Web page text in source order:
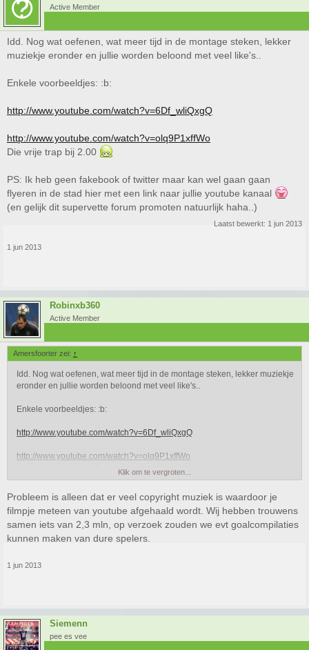
Active Member
Idd. Nog wat oefenen, wat meer tijd in de montage steken, lekker
muziekje eronder en jullie worden beloond met veel like's..
Enkele voorbeeldjes: :b:
http://www.youtube.com/watch?v=6Df_wliQxgQ
http://www.youtube.com/watch?v=olq9P1xffWo
Die vrije trap bij 2.00
PS: Ik heb geen fakebook of twitter maar kan wel gaan gaan
flyeren in de stad hier met een link naar jullie youtube kanaal
(en gelijk dit supervette forum promoten natuurlijk haha..)
Laatst bewerkt: 1 jun 2013
1 jun 2013
Robinxb360
Active Member
Amersfoorter zei: ↑
Idd. Nog wat oefenen, wat meer tijd in de montage steken, lekker muziekje
eronder en jullie worden beloond met veel like's..
Enkele voorbeeldjes: :b:
http://www.youtube.com/watch?v=6Df_wliQxgQ
http://www.youtube.com/watch?v=olq9P1xffWo
PS: Ik heb geen fakebook of twitter maar kan wel gaan gaan flyeren in de
stad hier met een link naar jullie youtube kanaal
(en gelijk dit supervette forum promoten natuurlijk haha..)
Klik om te vergroten...
Probleem is alleen dat er veel copyright muziek is waardoor je
filmpje meteen van youtube afgehaald wordt. Wij hebben trouwens
samen iets van 2,3 mln, op verzoek zouden we evt goalcompilaties
kunnen maken van dure spelers.
1 jun 2013
Siemenn
pee es vee